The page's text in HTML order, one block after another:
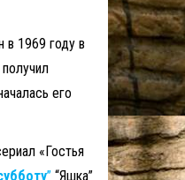
в 1969 году в
его
«Гостья
” “Яшка”